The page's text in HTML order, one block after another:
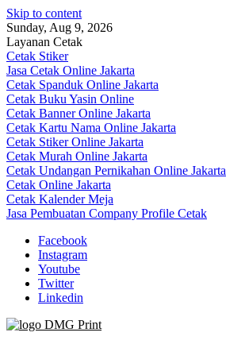
Skip to content
Sunday, Aug 9, 2026
Layanan Cetak
Cetak Stiker
Jasa Cetak Online Jakarta
Cetak Spanduk Online Jakarta
Cetak Buku Yasin Online
Cetak Banner Online Jakarta
Cetak Kartu Nama Online Jakarta
Cetak Stiker Online Jakarta
Cetak Murah Online Jakarta
Cetak Undangan Pernikahan Online Jakarta
Cetak Online Jakarta
Cetak Kalender Meja
Jasa Pembuatan Company Profile Cetak
Facebook
Instagram
Youtube
Twitter
Linkedin